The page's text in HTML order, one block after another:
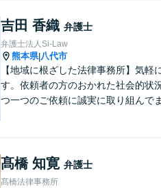
吉田 香織 弁護士
弁護士法人Si-Law
熊本県|八代市
【地域に根ざした法律事務所】気
す。依頼者の方のおかれた社会的状
つ一つのご依頼に誠実に取り組んで
髙橋 知寛 弁護士
髙橋法律事務所